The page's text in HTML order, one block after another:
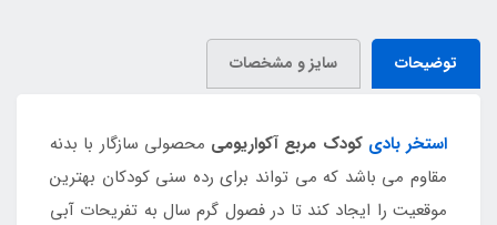
توضیحات سایز و مشخصات
استخر بادی کودک مربع آکواریومی محصولی سازگار با بدنه
مقاوم می باشد که می تواند برای رده سنی کودکان بهترین
موقعیت را ایجاد کند تا در فصول گرم سال به تفریحات آبی